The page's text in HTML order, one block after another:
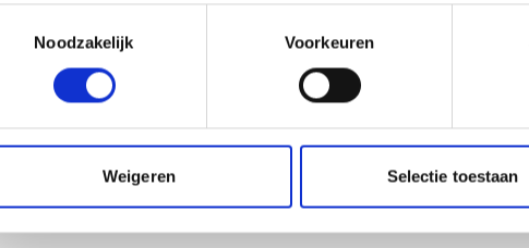
Uw apparaat identificeren door het actief te scannen op specifieke
meer over hoe uw persoonlijke gegevens worden verwerkt en
op elk moment wijzigen of intrekken in de
te analyseren. Ook delen we informatie over uw
adverteren en analyse. Deze partners kunnen deze gegevens
Noodzakelijk
Voorkeuren
Weigeren Selectie toestaan